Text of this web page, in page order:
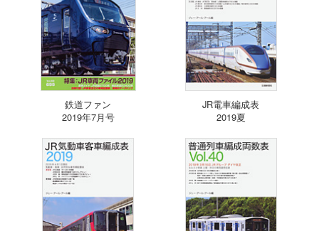
鉄道ファン
2019年7月号
JR電車編成表
2019夏